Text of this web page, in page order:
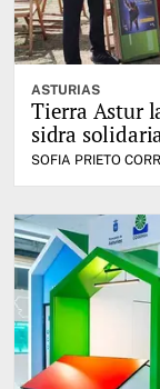
ASTURIAS
Tierra Astur
sidra
SOFIA PRIETO